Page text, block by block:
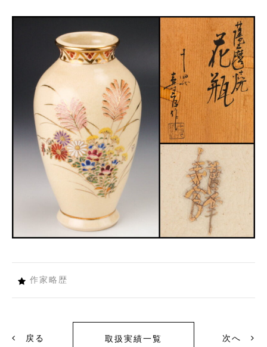
作家略歴
戻る 取扱実績一覧 次へ